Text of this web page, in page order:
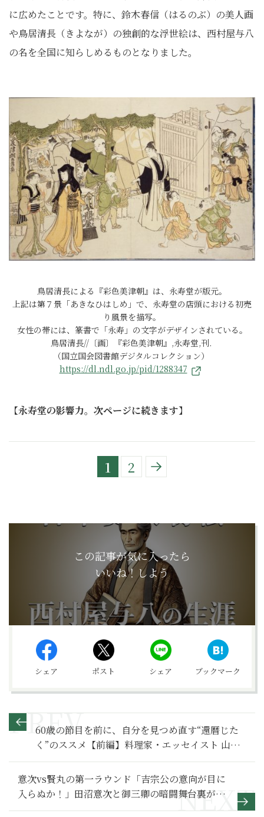
に広めたことです。特に、鈴木春信（はるのぶ）の美人画
や鳥居清長（きよなが）の独創的な浮世絵は、西村屋与八
の名を全国に知らしめるものとなりました。
鳥居清長による『彩色美津朝』は、永寿堂が版元。
上記は第７景「あきなひはしめ」で、永寿堂の店頭における初売
り風景を描写。
女性の帯には、篆書で「永寿」の文字がデザインされている。
鳥居清長//〔画〕『彩色美津朝』,永寿堂,刊.
（国立国会図書館デジタルコレクション）
https://dl.ndl.go.jp/pid/1288347
【永寿堂の影響力。次ページに続きます】
1 2
この記事が気に入ったら
いいね！しよう
シェア ポスト シェア ブックマーク
60歳の節目を前に、自分を見つめ直す“還暦じた
く”のススメ【前編】料理家・エッセイスト 山脇
りこさんインタビュー
意次vs賢丸の第一ラウンド「吉宗公の意向が目に
入らぬか！」田沼意次と御三卿の暗闘舞台裏がお
もしろい【べらぼう～蔦重栄華乃夢噺～ 満喫リポ